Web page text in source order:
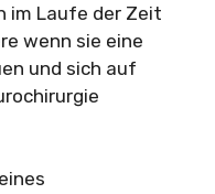
im Laufe der Zeit
wenn sie eine
und sich auf